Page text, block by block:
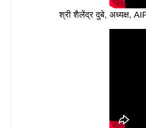
श्री शैलेंद्र दुबे, अध्यक्ष,